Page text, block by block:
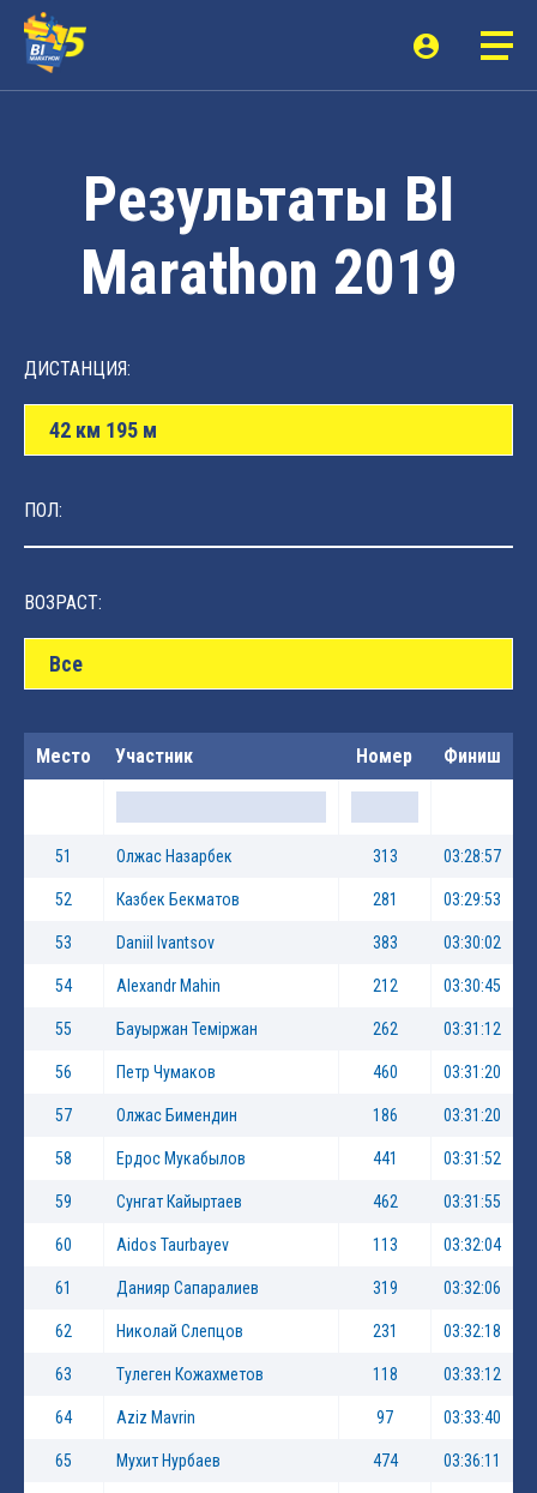
Результаты BI
Marathon 2019
ДИСТАНЦИЯ:
42 км 195 м
ПОЛ:
ВОЗРАСТ:
Все
Место Участник Номер Финиш
51 Олжас Назарбек 313 03:28:57
52 Казбек Бекматов 281 03:29:53
53 Daniil Ivantsov 383 03:30:02
54 Alexandr Mahin 212 03:30:45
55 Бауыржан Темiржан 262 03:31:12
56 Петр Чумаков 460 03:31:20
57 Олжас Бимендин 186 03:31:20
58 Ердос Мукабылов 441 03:31:52
59 Сунгат Кайыртаев 462 03:31:55
60 Aidos Taurbayev 113 03:32:04
61 Данияр Сапаралиев 319 03:32:06
62 Николай Слепцов 231 03:32:18
63 Тулеген Кожахметов 118 03:33:12
64 Aziz Mavrin 97 03:33:40
65 Мухит Нурбаев 474 03:36:11